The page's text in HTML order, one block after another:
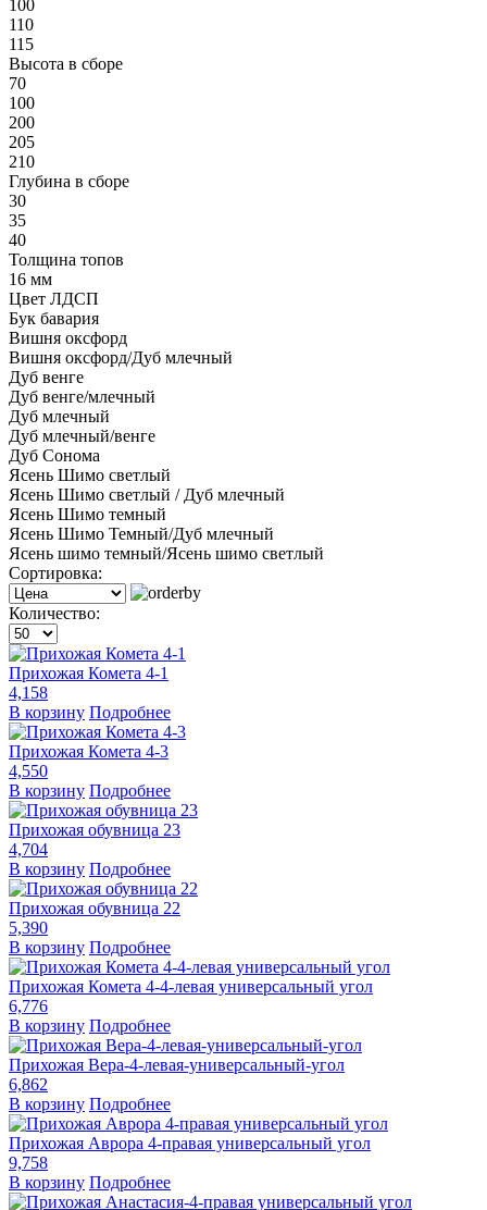
100
110
115
Высота в сборе
70
100
200
205
210
Глубина в сборе
30
35
40
Толщина топов
16 мм
Цвет ЛДСП
Бук бавария
Вишня оксфорд
Вишня оксфорд/Дуб млечный
Дуб венге
Дуб венге/млечный
Дуб млечный
Дуб млечный/венге
Дуб Сонома
Ясень Шимо светлый
Ясень Шимо светлый / Дуб млечный
Ясень Шимо темный
Ясень Шимо Темный/Дуб млечный
Ясень шимо темный/Ясень шимо светлый
Сортировка:
Количество:
Прихожая Комета 4-1
4,158
В корзину Подробнее
Прихожая Комета 4-3
4,550
В корзину Подробнее
Прихожая обувница 23
4,704
В корзину Подробнее
Прихожая обувница 22
5,390
В корзину Подробнее
Прихожая Комета 4-4-левая универсальный угол
6,776
В корзину Подробнее
Прихожая Вера-4-левая-универсальный-угол
6,862
В корзину Подробнее
Прихожая Аврора 4-правая универсальный угол
9,758
В корзину Подробнее